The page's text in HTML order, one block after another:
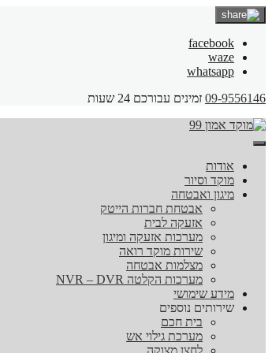
facebook
waze
whatsapp
09-9556146 זמינים עבורכם 24 שעות
אודות
מוקד וסיור
מיגון ואבטחה
אבטחת חברות הייטק
אזעקה לבית
מערכות אזעקה ומיגון
שירות מוקד רואה
מצלמות אבטחה
מערכות הקלטה NVR – DVR
מידע שימושי
שירותים נוספים
בית חכם
מערכת גילוי אש
לחצן מצוקה